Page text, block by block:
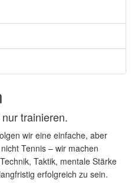
trainieren.
wir eine einfache, aber
Tennis – wir machen
Taktik, mentale Stärke
erfolgreich zu sein.